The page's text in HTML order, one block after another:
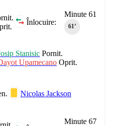
Minute 61
61‎’‎
Înlocuire:
Stanisic Pornit.
Upamecano Oprit.
Nicolas Jackson
Minute 67